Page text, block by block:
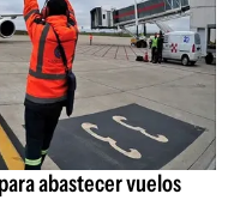
abastecer vuelos